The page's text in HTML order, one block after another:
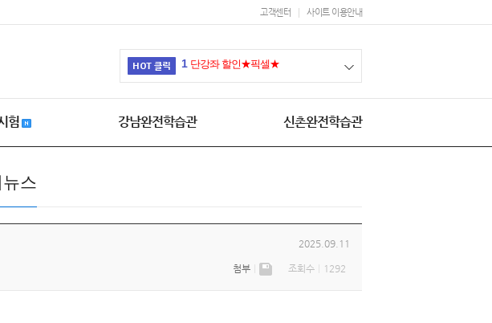
고객센터 사이트 이용안내
1 단강좌 할인★픽셀★
험 강남완전학습관 신촌완전학습관
스
2025.09.11
조회수 1292
첨부